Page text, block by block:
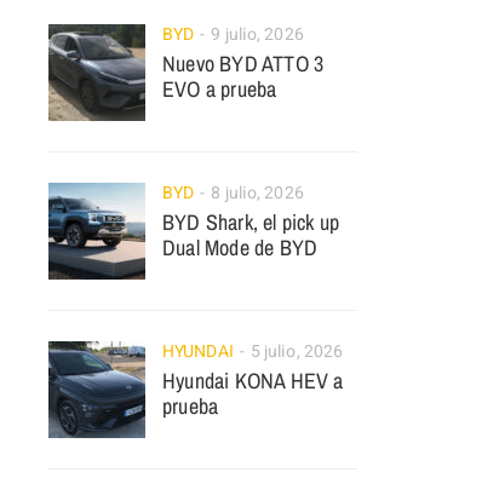
BYD 9 julio, 2026
Nuevo BYD ATTO 3
EVO a prueba
BYD 8 julio, 2026
BYD Shark, el pick up
Dual Mode de BYD
HYUNDAI 5 julio, 2026
Hyundai KONA HEV a
prueba